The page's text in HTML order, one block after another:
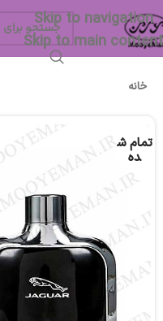
Skip to navigation
Skip to main content
خانه
تمام ش
ده